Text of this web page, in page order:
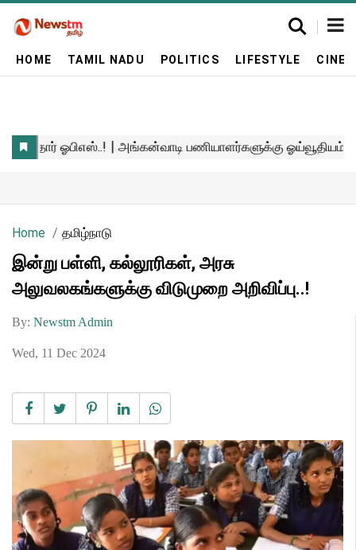
HOME TAMIL NADU POLITICS LIFESTYLE
Home தமிழ்நாடு
இன்று பள்ளி, கல்லூரிகள், அரசு
அலுவலகங்களுக்கு விடுமுறை அறிவிப்பு..!
By: Newstm Admin
Wed, 11 Dec 2024